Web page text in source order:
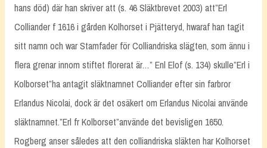
hans död) där han skriver att (s. 46 Släktbrevet 2003) att”Erl
Colliander f 1616 i gården Kolhorset i Pjätteryd, hwaraf han tagit
sitt namn och war Stamfader för Colliandriska slägten, som ännu i
flera grenar innom stiftet florerat är…” Enl Elof (s. 134) skulle”Erl i
Kolborset”ha antagit släktnamnet Colliander efter sin farbror
Erlandus Nicolai, dock är det osäkert om Erlandus Nicolai använde
släktnamnet.”Erl fr Kolborset”använde det bevisligen 1650.
Rogberg anser således att den colliandriska släkten har Kolhorset